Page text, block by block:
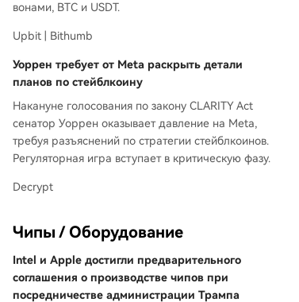
вонами, BTC и USDT.
Upbit | Bithumb
Уоррен требует от Meta раскрыть детали
планов по стейблкоину
Накануне голосования по закону CLARITY Act
сенатор Уоррен оказывает давление на Meta,
требуя разъяснений по стратегии стейблкоинов.
Регуляторная игра вступает в критическую фазу.
Decrypt
Чипы / Оборудование
Intel и Apple достигли предварительного
соглашения о производстве чипов при
посредничестве администрации Трампа